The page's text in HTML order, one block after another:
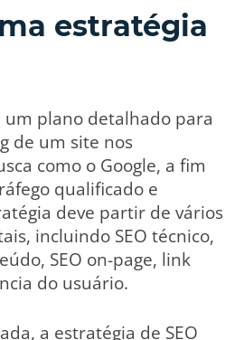
estratégia
um plano detalhado para
de um site nos
como o Google, a fim
qualificado e
deve partir de vários
incluindo SEO técnico,
SEO on-page, link
do usuário.
a estratégia de SEO